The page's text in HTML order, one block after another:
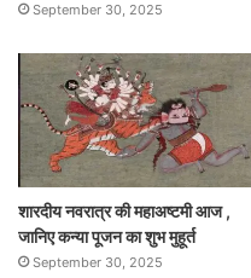
September 30, 2025
शारदीय नवरात्र की महाअष्टमी आज ,
जानिए कन्या पूजन का शुभ मुहूर्त
September 30, 2025